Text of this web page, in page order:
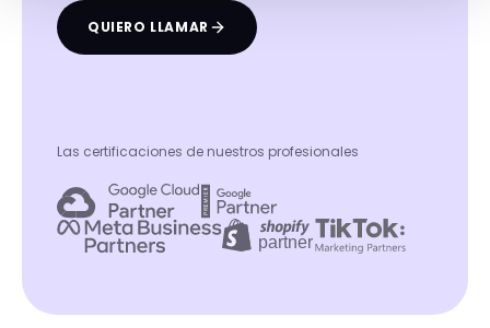
QUIERO LLAMAR
Las certificaciones de nuestros profesionales